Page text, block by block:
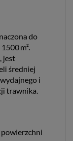
do
m².
jest
średniej
i
trawnika.